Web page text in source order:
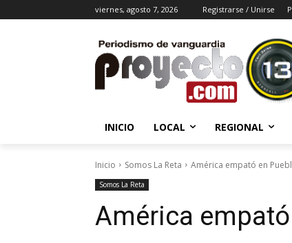
viernes, agosto 7, 2026 Registrarse / Unirse
INICIO LOCAL REGIONAL
Inicio Somos La Reta América empató en
Somos La Reta
América